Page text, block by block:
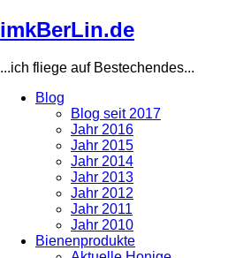
Direkt
zum
imkBerLin.de
...ich fliege auf Bestechendes...
navigation
Blog
Blog seit 2017
Jahr 2016
Jahr 2015
Jahr 2014
Jahr 2013
Jahr 2012
Jahr 2011
Jahr 2010
Bienenprodukte